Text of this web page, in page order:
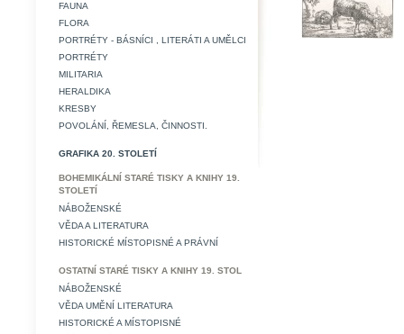
FAUNA
FLORA
PORTRÉTY - BÁSNÍCI , LITERÁTI A UMĚLCI
PORTRÉTY
MILITARIA
HERALDIKA
KRESBY
POVOLÁNÍ, ŘEMESLA, ČINNOSTI.
GRAFIKA 20. STOLETÍ
BOHEMIKÁLNÍ STARÉ TISKY A KNIHY 19.
STOLETÍ
NÁBOŽENSKÉ
VĚDA A LITERATURA
HISTORICKÉ MÍSTOPISNÉ A PRÁVNÍ
OSTATNÍ STARÉ TISKY A KNIHY 19. STOL
NÁBOŽENSKÉ
VĚDA UMĚNÍ LITERATURA
HISTORICKÉ A MÍSTOPISNÉ